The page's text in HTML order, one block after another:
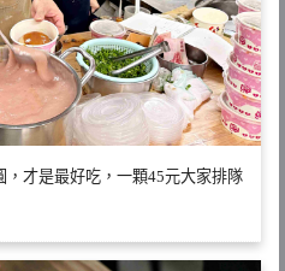
才是最好吃，一顆45元大家排隊